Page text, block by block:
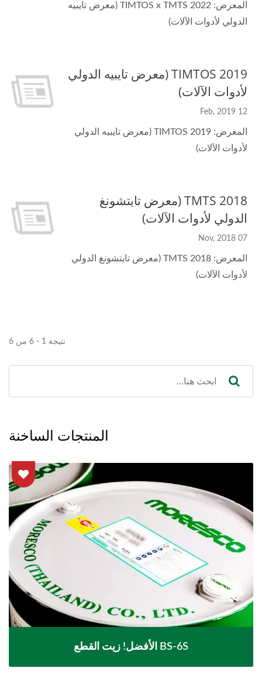
المعرض: TIMTOS x TMTS 2022 (معرض تايبيه
الدولي لأدوات الآلات)
TIMTOS 2019 (معرض تايبيه الدولي
لأدوات الآلات)
12 Feb, 2019
المعرض: TIMTOS 2019 (معرض تايبيه الدولي
لأدوات الآلات)
TMTS 2018 (معرض تايتشونغ
الدولي لأدوات الآلات)
07 Nov, 2018
المعرض: TMTS 2018 (معرض تايتشونغ الدولي
لأدوات الآلات)
نتيجة 1 - 6 من 6
المنتجات الساخنة
الأفضل! زيت القطع BS-6S